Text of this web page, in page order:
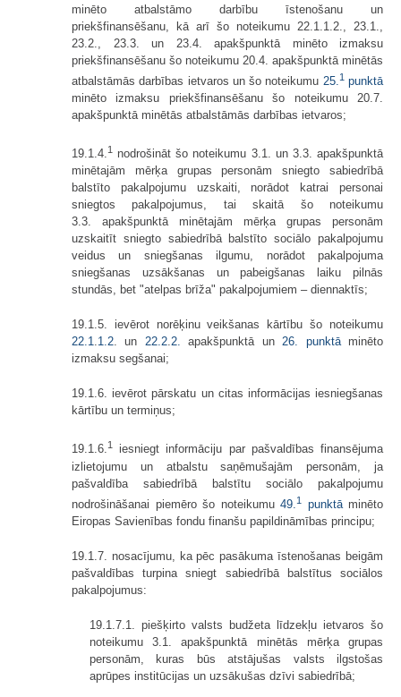
minēto atbalstāmo darbību īstenošanu un
priekšfinansēšanu, kā arī šo noteikumu 22.1.1.2., 23.1.,
23.2., 23.3. un 23.4. apakšpunktā minēto izmaksu
priekšfinansēšanu šo noteikumu 20.4. apakšpunktā minētās
atbalstāmās darbības ietvaros un šo noteikumu 25. 1punktā
minēto izmaksu priekšfinansēšanu šo noteikumu 20.7.
apakšpunktā minētās atbalstāmās darbības ietvaros;
19.1.4.1
nodrošināt šo noteikumu 3.1. un 3.3. apakšpunktā
minētajām mērķa grupas personām sniegto sabiedrībā
balstīto pakalpojumu uzskaiti, norādot katrai personai
sniegtos pakalpojumus, tai skaitā šo noteikumu
3.3. apakšpunktā minētajām mērķa grupas personām
uzskaitīt sniegto sabiedrībā balstīto sociālo pakalpojumu
veidus un sniegšanas ilgumu, norādot pakalpojuma
sniegšanas uzsākšanas un pabeigšanas laiku pilnās
stundās, bet "atelpas brīža" pakalpojumiem – diennaktīs;
19.1.5. ievērot norēķinu veikšanas kārtību šo noteikumu
22.1.1.2. un 22.2.2.apakšpunktā un26. punktāminēto
izmaksu segšanai;
19.1.6. ievērot pārskatu un citas informācijas iesniegšanas
kārtību un termiņus;
19.1.6.1
iesniegt informāciju par pašvaldības finansējuma
izlietojumu un atbalstu saņēmušajām personām, ja
pašvaldība sabiedrībā balstītu sociālo pakalpojumu
nodrošināšanai piemēro šo noteikumu 49. 1 punktāminēto
Eiropas Savienības fondu finanšu papildināmības principu;
19.1.7. nosacījumu, ka pēc pasākuma īstenošanas beigām
pašvaldības turpina sniegt sabiedrībā balstītus sociālos
pakalpojumus:
19.1.7.1. piešķirto valsts budžeta līdzekļu ietvaros šo
noteikumu 3.1. apakšpunktā minētās mērķa grupas
personām, kuras būs atstājušas valsts ilgstošas
aprūpes institūcijas un uzsākušas dzīvi sabiedrībā;